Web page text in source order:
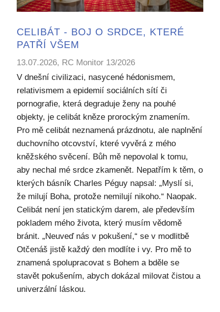
CELIBÁT - BOJ O SRDCE, KTERÉ
PATŘÍ VŠEM
13.07.2026, RC Monitor 13/2026
V dnešní civilizaci, nasycené hédonismem,
relativismem a epidemií sociálních sítí či
pornografie, která degraduje ženy na pouhé
objekty, je celibát kněze prorockým znamením.
Pro mě celibát neznamená prázdnotu, ale naplnění
duchovního otcovství, které vyvěrá z mého
kněžského svěcení. Bůh mě nepovolal k tomu,
aby nechal mé srdce zkamenět. Nepatřím k těm, o
kterých básník Charles Péguy napsal: „Myslí si,
že milují Boha, protože nemilují nikoho.“ Naopak.
Celibát není jen statickým darem, ale především
pokladem mého života, který musím vědomě
bránit. „Neuveď nás v pokušení,“ se v modlitbě
Otčenáš jistě každý den modlíte i vy. Pro mě to
znamená spolupracovat s Bohem a bděle se
stavět pokušením, abych dokázal milovat čistou a
univerzální láskou.